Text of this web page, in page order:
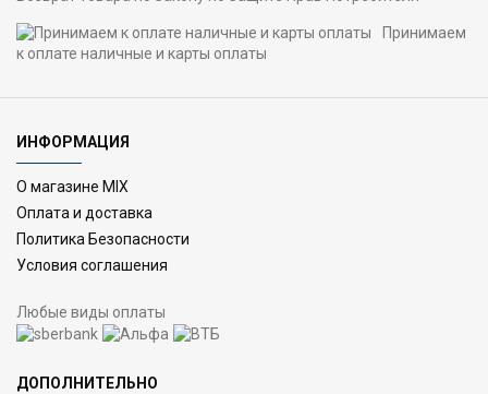
Принимаем
к оплате наличные и карты оплаты
ИНФОРМАЦИЯ
О магазине MIX
Оплата и доставка
Политика Безопасности
Условия соглашения
Любые виды оплаты
ДОПОЛНИТЕЛЬНО